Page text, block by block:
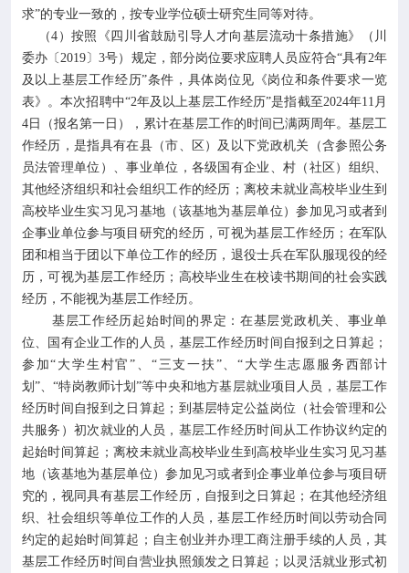
求”的专业一致的，按专业学位硕士研究生同等对待。
（4）按照《四川省鼓励引导人才向基层流动十条措施》（川
委办〔2019〕3号）规定，部分岗位要求应聘人员应符合“具有2年
及以上基层工作经历”条件，具体岗位见《岗位和条件要求一览
表》。本次招聘中“2年及以上基层工作经历”是指截至2024年11月
4日（报名第一日），累计在基层工作的时间已满两周年。基层工
作经历，是指具有在县（市、区）及以下党政机关（含参照公务
员法管理单位）、事业单位，各级国有企业、村（社区）组织、
其他经济组织和社会组织工作的经历；离校未就业高校毕业生到
高校毕业生实习见习基地（该基地为基层单位）参加见习或者到
企事业单位参与项目研究的经历，可视为基层工作经历；在军队
团和相当于团以下单位工作的经历，退役士兵在军队服现役的经
历，可视为基层工作经历；高校毕业生在校读书期间的社会实践
经历，不能视为基层工作经历。
基层工作经历起始时间的界定：在基层党政机关、事业单
位、国有企业工作的人员，基层工作经历时间自报到之日算起；
参加“大学生村官”、“三支一扶”、“大学生志愿服务西部计
划”、“特岗教师计划”等中央和地方基层就业项目人员，基层工作
经历时间自报到之日算起；到基层特定公益岗位（社会管理和公
共服务）初次就业的人员，基层工作经历时间从工作协议约定的
起始时间算起；离校未就业高校毕业生到高校毕业生实习见习基
地（该基地为基层单位）参加见习或者到企事业单位参与项目研
究的，视同具有基层工作经历，自报到之日算起；在其他经济组
织、社会组织等单位工作的人员，基层工作经历时间以劳动合同
约定的起始时间算起；自主创业并办理工商注册手续的人员，其
基层工作经历时间自营业执照颁发之日算起；以灵活就业形式初